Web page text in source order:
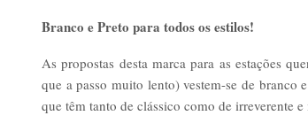
Branco e Preto para todos os estilos!
As propostas desta marca para as estações
que a passo muito lento) vestem-se de branco
que têm tanto de clássico como de irreverente